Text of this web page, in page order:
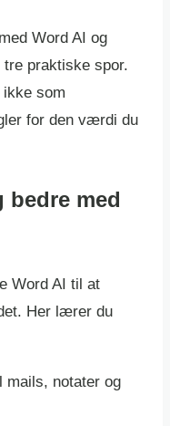
Word AI og
praktiske spor.
ikke som
for den værdi du
bedre med
Word AI til at
Her lærer du
mails, notater og